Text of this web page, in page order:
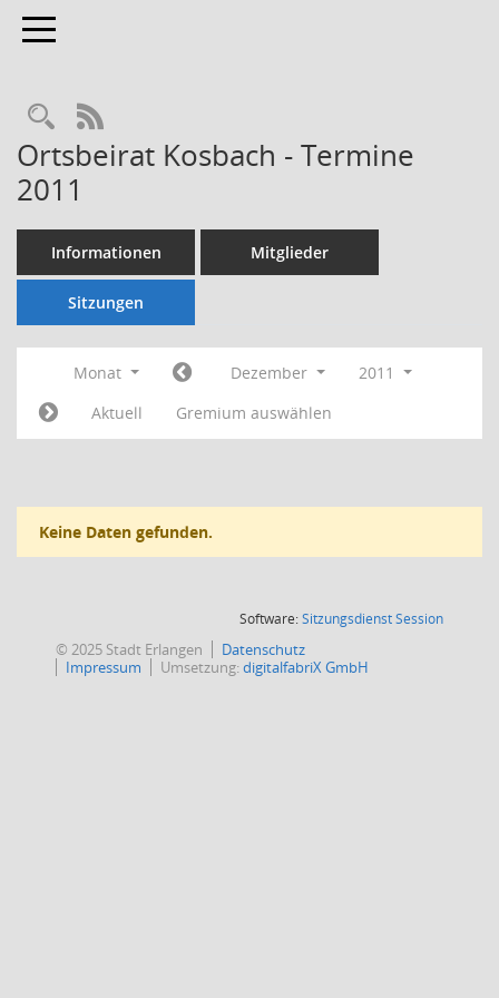
Toggle navigation
Rechercheauswahl
RSS-Feed
Ortsbeirat Kosbach - Termine
2011
Informationen Mitglieder
Sitzungen
Monat Dezember
2011
Aktuell
Gremium auswählen
Keine Daten gefunden.
Software:SitzungsdienstSession(Wird in
© 2025 Stadt Erlangen
Datenschutz
Impressum
Umsetzung:digitalfabriX GmbH